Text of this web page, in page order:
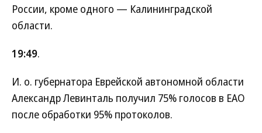
России, кроме одного — Калининградской
области.
19:49.
И. о. губернатора Еврейской автономной области
Александр Левинталь получил 75% голосов в ЕАО
после обработки 95% протоколов.